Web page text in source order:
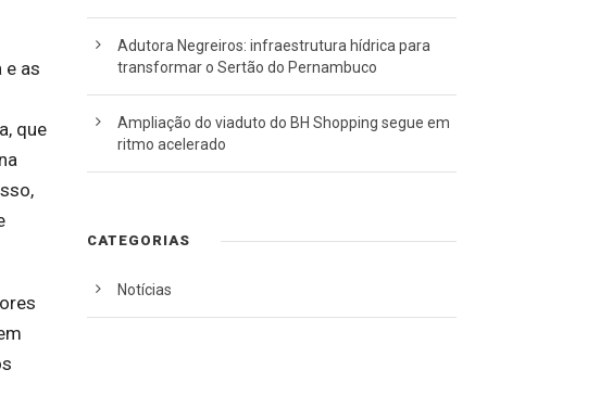
e as
que
Adutora Negreiros: infraestrutura hídrica para
transformar o Sertão do Pernambuco
Ampliação do viaduto do BH Shopping segue em
ritmo acelerado
CATEGORIAS
Notícias